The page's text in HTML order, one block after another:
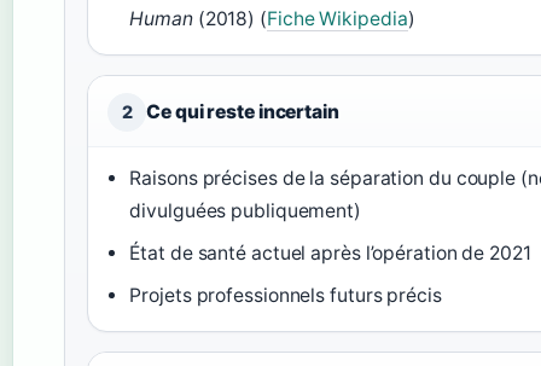
Human(2018) (Fiche Wikipedia)
2 Ce qui reste incertain
Raisons précises de la séparation du couple
divulguées publiquement)
État de santé actuel après l’opération de 2021
Projets professionnels futurs précis